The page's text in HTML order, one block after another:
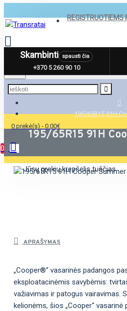
REGISTRUOTIEMS
Menu
0 prekė(s) - 0.00€
0
Jūsų prekių krepšelis tuščias
Skambinti spausti čia
+370 5 260 90 10
195/65R15 91H
195/65R15 91H
APRAŠYMAS
„Cooper®“ vasarinės padangos
eksploatacinėmis savybėmis:
važiavimas ir patogus vairavimas.
kelionėms, šios „Cooper“ vasarinė